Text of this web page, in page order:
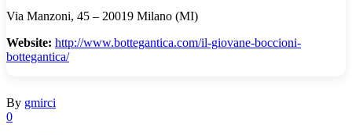
Via Manzoni, 45 – 20019 Milano (MI)
Website: http://www.bottegantica.com/il-giovane-boccioni-
bottegantica/
By gmirci
0